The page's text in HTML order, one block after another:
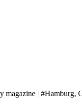
magazine | #Hamburg,